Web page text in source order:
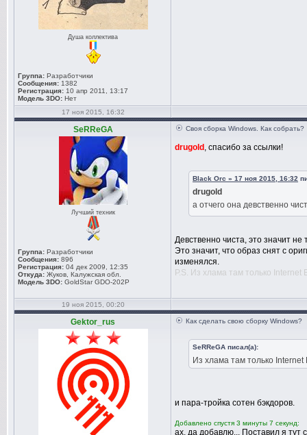
Душа коллектива
Группа: Разработчики
Сообщения: 1382
Регистрация: 10 апр 2011, 13:17
Модель 3DO: Нет
17 ноя 2015, 16:32
SeRReGA
Лучший техник
Группа: Разработчики
Сообщения: 896
Регистрация: 04 дек 2009, 12:35
Откуда: Жуков, Калужская обл.
Модель 3DO: GoldStar GDO-202P
Своя сборка Windows. Как собрать?
drugold , спасибо за ссылки!
Black Orc » 17 ноя 2015, 16:32
drugold
а отчего она девственно
Девственно чиста, это значит
Это значит, что образ снят с
изменялся.
P.S. Из хлама там только Internet
19 ноя 2015, 00:20
Gektor_rus Как сделать свою сборку Windows?
SeRReGA писал(а):
Из хлама там только Internet
и пара-тройка сотен бэкдоров.
Добавлено спустя 3 минуты 7 секунд:
ах, да добавлю... Поставил я